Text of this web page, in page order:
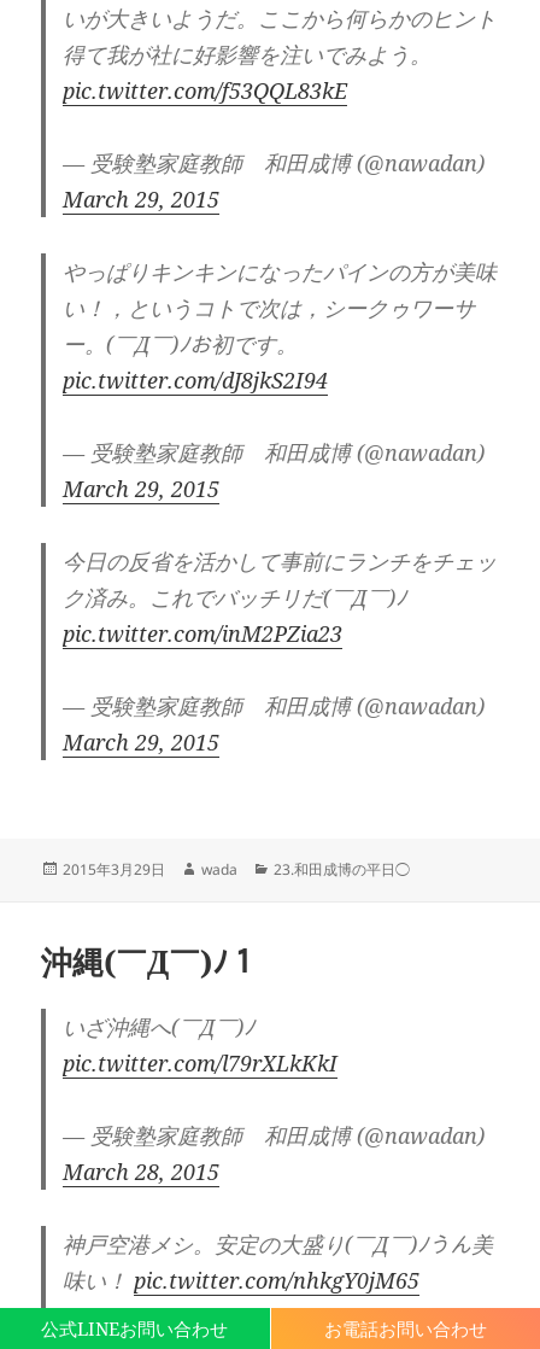
公式LINEお問い合わせ お電話お問い合わせ
いが大きいようだ。ここから何らかのヒント
得て我が社に好影響を注いでみよう。
pic.twitter.com/f53QQL83kE
— 受験塾家庭教師 和田成博 (@nawadan)
March 29, 2015
やっぱりキンキンになったパインの方が美味
い！，というコトで次は，シークゥワーサ
ー。(￣Д￣)ﾉお初です。
pic.twitter.com/dJ8jkS2I94
— 受験塾家庭教師 和田成博 (@nawadan)
March 29, 2015
今日の反省を活かして事前にランチをチェッ
ク済み。これでバッチリだ(￣Д￣)ﾉ
pic.twitter.com/inM2PZia23
— 受験塾家庭教師 和田成博 (@nawadan)
March 29, 2015
投
2015年3月29日
作
wada
カ
23.和田成博の平日◯
沖縄(￣Д￣)ﾉ１
いざ沖縄へ(￣Д￣)ﾉ
pic.twitter.com/l79rXLkKkI
— 受験塾家庭教師 和田成博 (@nawadan)
March 28, 2015
神戸空港メシ。安定の大盛り(￣Д￣)ﾉうん美
味い！ pic.twitter.com/nhkgY0jM65